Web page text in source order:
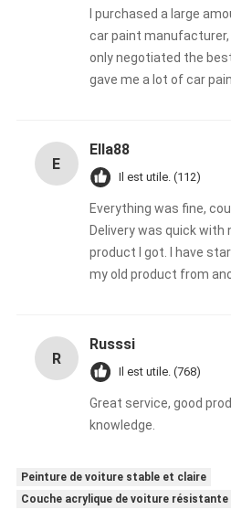
I purchased a large
car paint
only negotiated the
gave me a lot of car
E
Ella88
Il est utile. (112)
Everything was fine,
Delivery was quick with
product I got. I have
my old product from
R
Russsi
Il est utile. (768)
Great service, good
knowledge.
Peinture de voiture stable et claire
Couche acrylique de voiture